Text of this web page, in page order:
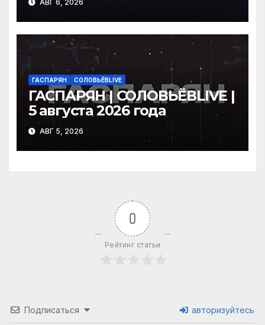
АВГ 6, 2026
ГАСПАРЯН СОЛОВЬЁВLIVE
ГАСПАРЯН | СОЛОВЬЁВLIVE |
5 августа 2026 года
АВГ 5, 2026
0
Рейтинг статьи
Подписаться авторизуйтесь